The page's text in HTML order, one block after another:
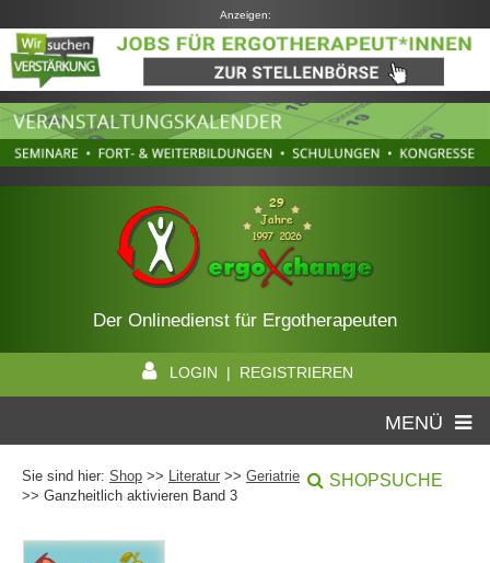
Anzeigen:
Der Onlinedienst für Ergotherapeuten
LOGIN | REGISTRIEREN
MENÜ
Sie sind hier: Shop >> Literatur >> Geriatrie
>> Ganzheitlich aktivieren Band 3
SHOPSUCHE